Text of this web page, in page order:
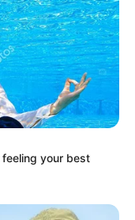
your best